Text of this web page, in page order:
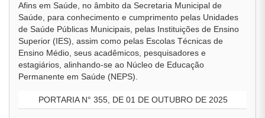
Afins em Saúde, no âmbito da Secretaria Municipal de
Saúde, para conhecimento e cumprimento pelas Unidades
de Saúde Públicas Municipais, pelas Instituições de Ensino
Superior (IES), assim como pelas Escolas Técnicas de
Ensino Médio, seus acadêmicos, pesquisadores e
estagiários, alinhando-se ao Núcleo de Educação
Permanente em Saúde (NEPS).
PORTARIA N° 355, DE 01 DE OUTUBRO DE 2025